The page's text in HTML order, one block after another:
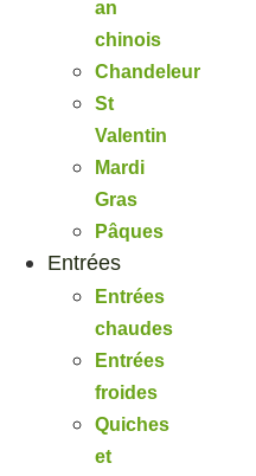
an
chinois
Chandeleur
St
Valentin
Mardi
Gras
Pâques
Entrées
Entrées
chaudes
Entrées
froides
Quiches
et